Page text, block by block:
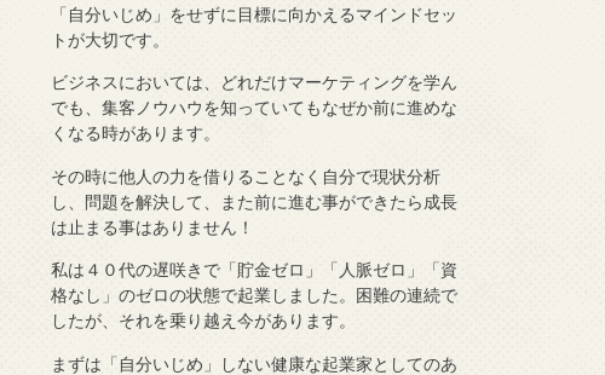
「自分いじめ」をせずに目標に向かえるマインドセッ
トが大切です。
ビジネスにおいては、どれだけマーケティングを学ん
でも、集客ノウハウを知っていてもなぜか前に進めな
くなる時があります。
その時に他人の力を借りることなく自分で現状分析
し、問題を解決して、また前に進む事ができたら成長
は止まる事はありません！
私は４０代の遅咲きで「貯金ゼロ」「人脈ゼロ」「資
格なし」のゼロの状態で起業しました。困難の連続で
したが、それを乗り越え今があります。
まずは「自分いじめ」しない健康な起業家としてのあ